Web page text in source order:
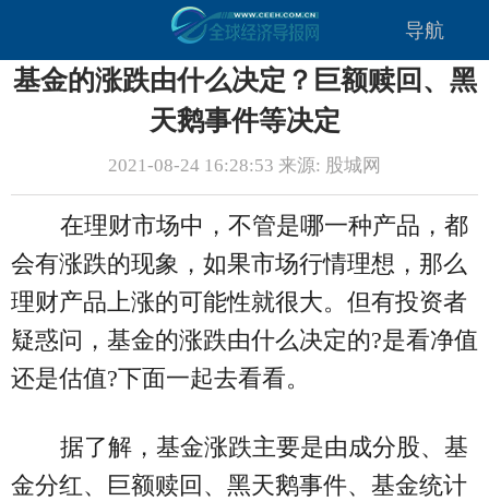
导航
基金的涨跌由什么决定？巨额赎回、黑
天鹅事件等决定
2021-08-24 16:28:53 来源: 股城网
在理财市场中，不管是哪一种产品，都
会有涨跌的现象，如果市场行情理想，那么
理财产品上涨的可能性就很大。但有投资者
疑惑问，基金的涨跌由什么决定的?是看净值
还是估值?下面一起去看看。
据了解，基金涨跌主要是由成分股、基
金分红、巨额赎回、黑天鹅事件、基金统计